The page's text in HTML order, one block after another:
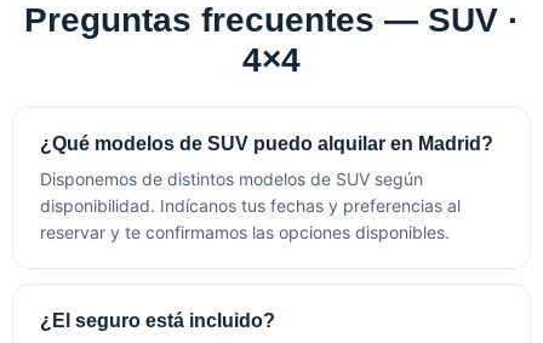
Preguntas frecuentes — SUV ·
4×4
¿Qué modelos de SUV puedo alquilar en Madrid?
Disponemos de distintos modelos de SUV según
disponibilidad. Indícanos tus fechas y preferencias al
reservar y te confirmamos las opciones disponibles.
¿El seguro está incluido?